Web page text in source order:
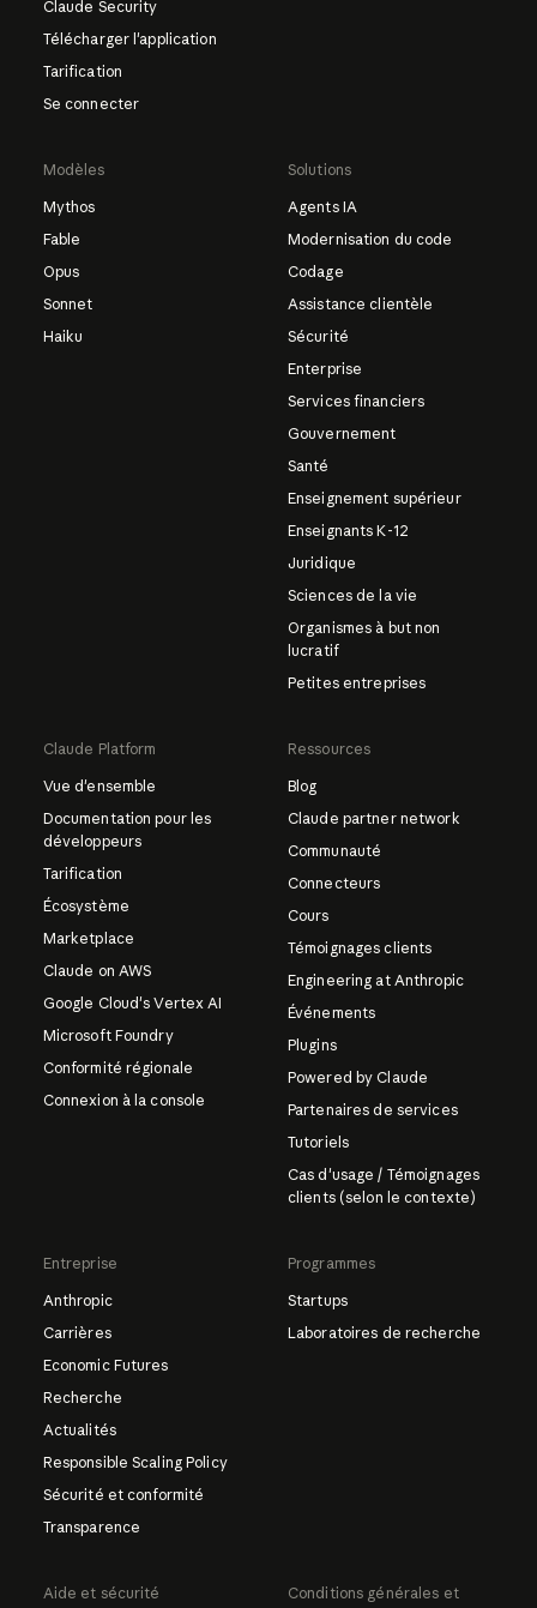
Claude Security
Télécharger l'application
Tarification
Se connecter
Modèles
Mythos
Fable
Opus
Sonnet
Haiku
Solutions
Agents IA
Modernisation du code
Codage
Assistance clientèle
Sécurité
Enterprise
Services financiers
Gouvernement
Santé
Enseignement supérieur
Enseignants K-12
Juridique
Sciences de la vie
Organismes à but non
lucratif
Petites entreprises
Claude Platform
Vue d'ensemble
Documentation pour les
développeurs
Tarification
Écosystème
Marketplace
Claude on AWS
Google Cloud's Vertex AI
Microsoft Foundry
Conformité régionale
Connexion à la console
Ressources
Blog
Claude partner network
Communauté
Connecteurs
Cours
Témoignages clients
Engineering at Anthropic
Événements
Plugins
Powered by Claude
Partenaires de services
Tutoriels
Cas d'usage / Témoignages
clients (selon le contexte)
Entreprise
Anthropic
Carrières
Economic Futures
Recherche
Actualités
Responsible Scaling Policy
Sécurité et conformité
Transparence
Programmes
Startups
Laboratoires de recherche
Aide et sécurité
Conditions générales et